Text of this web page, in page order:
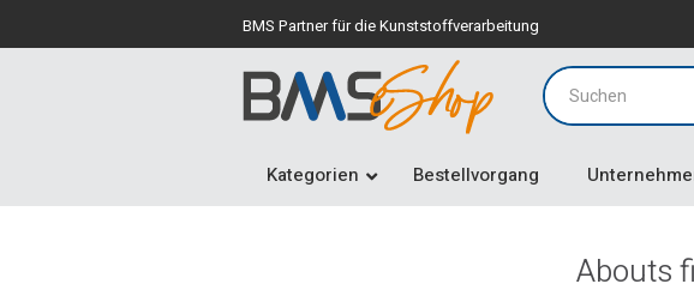
BMS Partner für die Kunststoffverarbeitung
Kategorien Bestellvorgang
Abouts